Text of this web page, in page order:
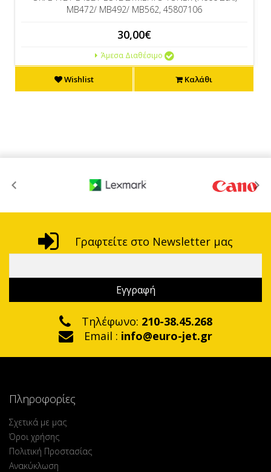
MB472/ MB492/ MB562, 45807106
30,00€
Άμεσα Διαθέσιμο
Wishlist Καλάθι
Γραφτείτε στο Newsletter μας
Τηλέφωνο: 210-38.45.268
Email : info@euro-jet.gr
Πληροφορίες
Σχετικά με μας
Όροι χρήσης
Πολιτική Προστασίας
Ανακύκλωση